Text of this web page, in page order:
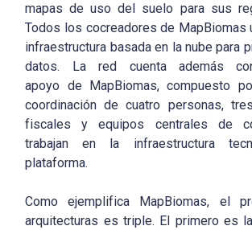
mapas de uso del suelo para sus
Todos los cocreadores de MapBiomas
infraestructura basada en la nube para
datos. La red cuenta además
apoyo de MapBiomas, compuesto
coordinación de cuatro personas,
fiscales y equipos centrales de
trabajan en la infraestructura
plataforma.
Como ejemplifica MapBiomas, el
arquitecturas es triple. El primero es